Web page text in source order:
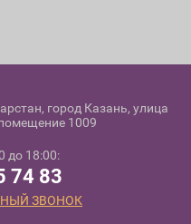
город Казань, улица
1009
до 18:00:
74 83
ЗВОНОК